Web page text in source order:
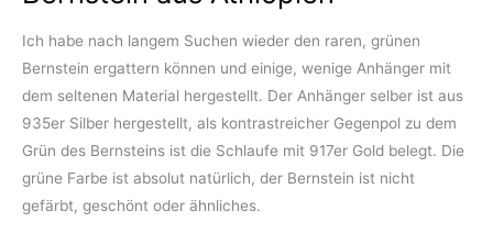
Ich habe nach langem Suchen wieder den raren, grünen
Bernstein ergattern können und einige, wenige Anhänger mit
dem seltenen Material hergestellt. Der Anhänger selber ist aus
935er Silber hergestellt, als kontrastreicher Gegenpol zu dem
Grün des Bernsteins ist die Schlaufe mit 917er Gold belegt. Die
grüne Farbe ist absolut natürlich, der Bernstein ist nicht
gefärbt, geschönt oder ähnliches.